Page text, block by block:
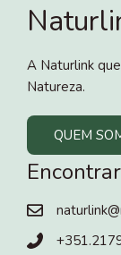
A Naturlink
Natureza.
QUEM